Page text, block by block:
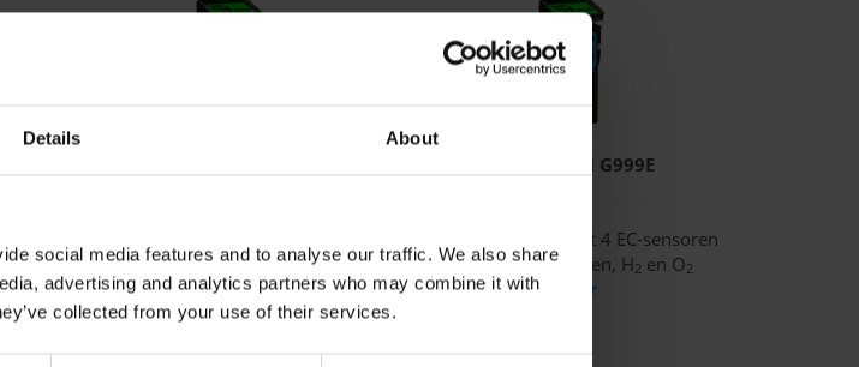
Details About
social media features and to analyse our traffic. We also share
advertising and analytics partners who may combine it with
collected from your use of their services.
in Ex-Zone 0
» meer
Polytector III G999E
Multi-gasdetector met 4 EC-sensoren
voor toxische gassen, H2 en O2
» meer